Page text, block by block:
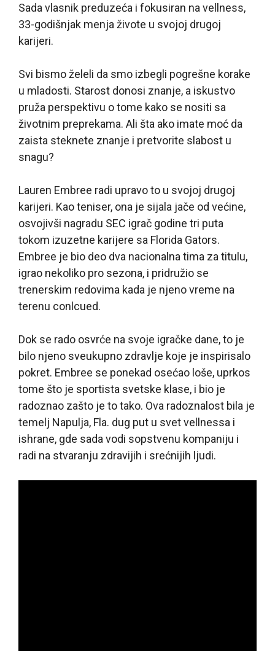
Sada vlasnik preduzeća i fokusiran na vellness,
33-godišnjak menja živote u svojoj drugoj
karijeri.
Svi bismo želeli da smo izbegli pogrešne korake
u mladosti. Starost donosi znanje, a iskustvo
pruža perspektivu o tome kako se nositi sa
životnim preprekama. Ali šta ako imate moć da
zaista steknete znanje i pretvorite slabost u
snagu?
Lauren Embree radi upravo to u svojoj drugoj
karijeri. Kao teniser, ona je sijala jače od većine,
osvojivši nagradu SEC igrač godine tri puta
tokom izuzetne karijere sa Florida Gators.
Embree je bio deo dva nacionalna tima za titulu,
igrao nekoliko pro sezona, i pridružio se
trenerskim redovima kada je njeno vreme na
terenu conlcued.
Dok se rado osvrće na svoje igračke dane, to je
bilo njeno sveukupno zdravlje koje je inspirisalo
pokret. Embree se ponekad osećao loše, uprkos
tome što je sportista svetske klase, i bio je
radoznao zašto je to tako. Ova radoznalost bila je
temelj Napulja, Fla. dug put u svet vellnessa i
ishrane, gde sada vodi sopstvenu kompaniju i
radi na stvaranju zdravijih i srećnijih ljudi.